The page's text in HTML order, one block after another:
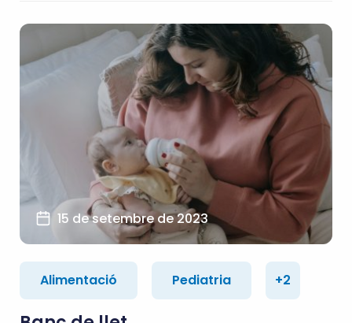
15 de setembre de 2023
Alimentació Pediatria +2